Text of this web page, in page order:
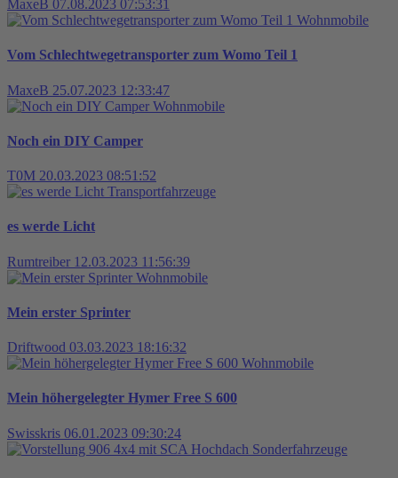
MaxeB 07.08.2023 07:53:31
Wohnmobile
Vom Schlechtwegetransporter zum Womo Teil 1
MaxeB 25.07.2023 12:33:47
Wohnmobile
Noch ein DIY Camper
T0M 20.03.2023 08:51:52
Transportfahrzeuge
es werde Licht
Rumtreiber 12.03.2023 11:56:39
Wohnmobile
Mein erster Sprinter
Driftwood 03.03.2023 18:16:32
Wohnmobile
Mein höhergelegter Hymer Free S 600
Swisskris 06.01.2023 09:30:24
Sonderfahrzeuge